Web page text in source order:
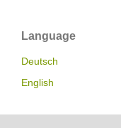
Language
Deutsch
English